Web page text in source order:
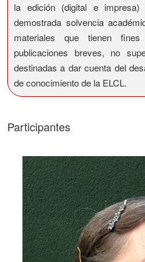
la edición (digital e
demostrada solvencia
materiales que tienen
publicaciones breves, no
destinadas a dar cuenta del
de conocimiento de la ELCL.
Participantes